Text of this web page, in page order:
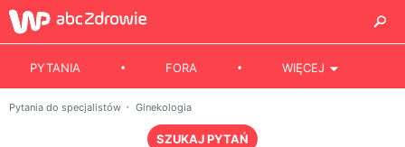
PYTANIA FORA WIĘCEJ
Pytania do specjalistów Ginekologia
SZUKAJ PYTAŃ